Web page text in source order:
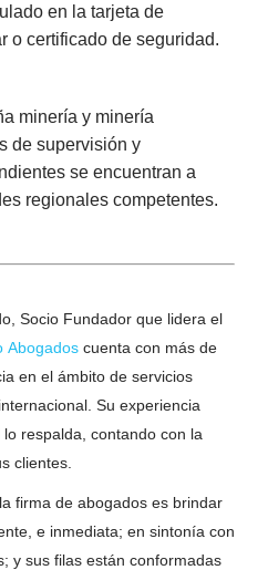
en la tarjeta de
o certificado de seguridad.
minería y minería
de supervisión y
se encuentran a
regionales competentes.
Socio Fundador que lidera el
Abogados cuenta con más de
en el ámbito de servicios
Su experiencia
respalda, contando con la
clientes.
firma de abogados es brindar
e inmediata; en sintonía con
y sus filas están conformadas